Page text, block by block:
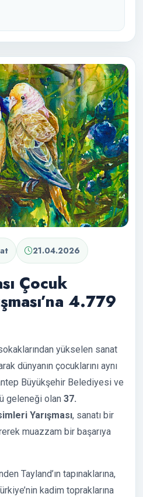
21.04.2026
Çocuk
4.779
yükselen sanat
dünyanın çocuklarını aynı
Büyükşehir Belediyesi ve
geleneği olan 37.
Yarışması, sanatı bir
muazzam bir başarıya
Tayland’ın tapınaklarına,
kadim topraklarına